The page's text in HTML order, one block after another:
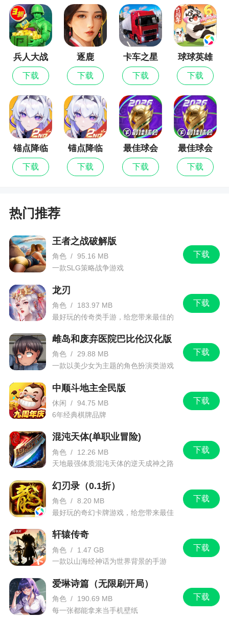
兵人大战
下载
逐鹿
下载
卡车之星
下载
球球英雄
下载
锚点降临
下载
锚点降临
九游版
下载
最佳球会
最新版
下载
最佳球会
下载
热门推荐
下载
王者之战破解版
角色 / 95.16 MB
一款SLG策略战争游戏
下载
龙刃
角色 /
183.97 MB
最好玩的传奇类手游，给您带来最佳的
下载
雌岛和废弃医院巴比伦汉化版
角色 / 29.88 MB
一款以美少女为主题的角色扮演类游戏
下载
中顺斗地主全民版
休闲 / 94.75 MB
6年经典棋牌品牌
下载
混沌天体(单职业冒险)
角色 /
12.26 MB
天地最强体质混沌天体的逆天成神之路
下载
幻刃录（0.1折）
角色 / 8.20 MB
最好玩的奇幻卡牌游戏，给您带来最佳
下载
轩辕传奇
角色 /
1.47 GB
一款以山海经神话为世界背景的手游
下载
爱琳诗篇（无限刷开局）
角色 /
190.69 MB
每一张都能拿来当手机壁纸